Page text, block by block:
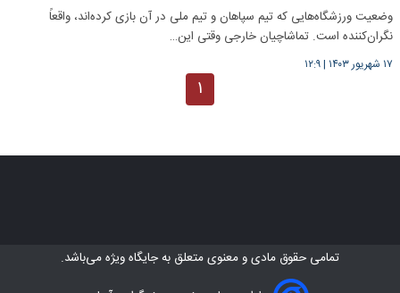
وضعیت ورزشگاه‌هایی که تیم سپاهان و تیم ملی در آن بازی کرده‌اند، واقعاً
نگران‌کننده است. تماشاچیان خارجی وقتی این…
۱۷ شهریور ۱۴۰۳ |۱۲:۹
۱
تمامی حقوق مادی و معنوی متعلق بهجایگاه ویژهمی‌باشد.